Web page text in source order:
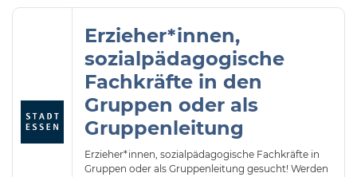
Erzieher*innen,
sozialpädagogische
Fachkräfte in den
Gruppen oder als
Gruppenleitung
Erzieher*innen, sozialpädagogische Fachkräfte in
Gruppen oder als Gruppenleitung gesucht! Werden